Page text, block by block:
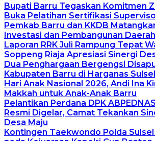
Bupati Barru Tegaskan Komitmen
Buka Pelatihan Sertifikasi
Pemkab Barru dan KKDB
Investasi dan Pembangunan Daerah
Laporan RRK Juli Rampung Tepat
Soppeng Riaja Apresiasi Sinergi
Dua Penghargaan Bergengsi
Kabupaten Barru di Harganas Sulsel
Hari Anak Nasional 2026, Andi Ina
Makkah untuk Anak-Anak Barru
Pelantikan Perdana DPK
Resmi Digelar, Camat Tekankan
Desa Maju
Kontingen Taekwondo Polda Sulsel